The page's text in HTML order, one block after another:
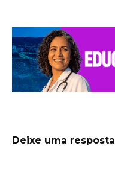
Deixe uma resposta